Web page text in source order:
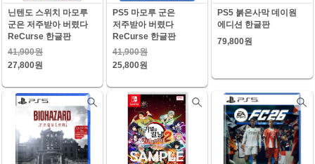
닌텐도 스위치 마모루
군은 저주받아 버렸다
ReCurse 한글판
41,900원
27,800원
PS5 마모루 군은
저주받아 버렸다
ReCurse 한글판
41,900원
25,800원
PS5 붉은사막 데이원
에디션 한글판
79,800원